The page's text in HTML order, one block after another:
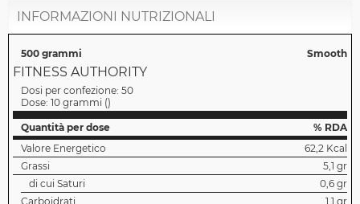
INFORMAZIONI NUTRIZIONALI
500 grammi Smooth
FITNESS AUTHORITY
Dosi per confezione: 50
Dose: 10 grammi ()
Quantità per dose
% RDA
Valore Energetico
62,2 Kcal
Grassi
5,1 gr
di cui Saturi
0,6 gr
Carboidrati
1,1 gr